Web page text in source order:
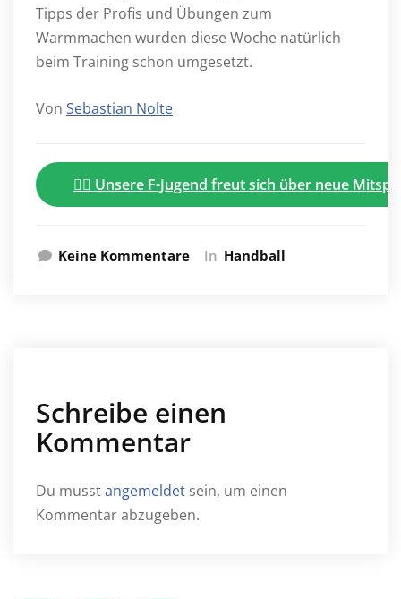
Tipps der Profis und Übungen zum
Warmmachen wurden diese Woche natürlich
beim Training schon umgesetzt.
Von Sebastian Nolte
🤾‍♂️ Unsere F-Jugend freut sich über neue
Keine Kommentare In Handball
Schreibe einen
Kommentar
Du musstangemeldet sein, um einen
Kommentar abzugeben.